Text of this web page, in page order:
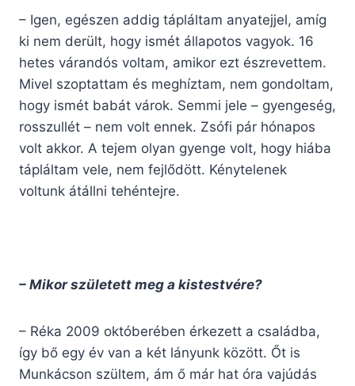
– Igen, egészen addig tápláltam anyatejjel, amíg
ki nem derült, hogy ismét állapotos vagyok. 16
hetes várandós voltam, amikor ezt észrevettem.
Mivel szoptattam és meghíztam, nem gondoltam,
hogy ismét babát várok. Semmi jele – gyengeség,
rosszullét – nem volt ennek. Zsófi pár hónapos
volt akkor. A tejem olyan gyenge volt, hogy hiába
tápláltam vele, nem fejlődött. Kénytelenek
voltunk átállni tehéntejre.
– Mikor született meg a kistestvére?
– Réka 2009 októberében érkezett a családba,
így bő egy év van a két lányunk között. Őt is
Munkácson szültem, ám ő már hat óra vajúdás